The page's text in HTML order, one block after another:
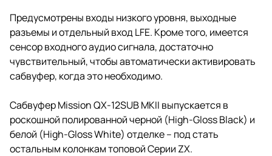
Предусмотрены входы низкого уровня, выходные
разъемы и отдельный вход LFE. Кроме того, имеется
сенсор входного аудио сигнала, достаточно
чувствительный, чтобы автоматически активировать
сабвуфер, когда это необходимо.
Сабвуфер Mission QX-12SUB MKII выпускается в
роскошной полированной черной (High-Gloss Black) и
белой (High-Gloss White) отделке – под стать
остальным колонкам топовой Серии ZX.